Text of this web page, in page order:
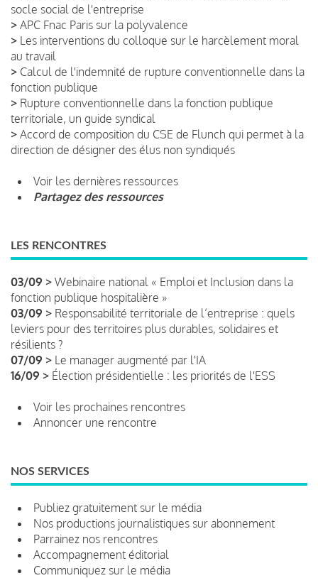
socle social de l'entreprise
> APC Fnac Paris sur la polyvalence
> Les interventions du colloque sur le harcèlement moral
au travail
> Calcul de l'indemnité de rupture conventionnelle dans la
fonction publique
> Rupture conventionnelle dans la fonction publique
territoriale, un guide syndical
> Accord de composition du CSE de Flunch qui permet à la
direction de désigner des élus non syndiqués
Voir les dernières ressources
Partagez des ressources
LES RENCONTRES
03/09 > Webinaire national « Emploi et Inclusion dans la
fonction publique hospitalière »
03/09 > Responsabilité territoriale de l’entreprise : quels
leviers pour des territoires plus durables, solidaires et
résilients ?
07/09 > Le manager augmenté par l'IA
16/09 > Élection présidentielle : les priorités de l'ESS
Voir les prochaines rencontres
Annoncer une rencontre
NOS SERVICES
Publiez gratuitement sur le média
Nos productions journalistiques sur abonnement
Parrainez nos rencontres
Accompagnement éditorial
Communiquez sur le média